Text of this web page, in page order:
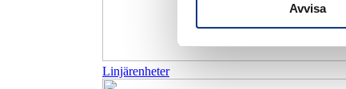
Avvisa
Linjärenheter